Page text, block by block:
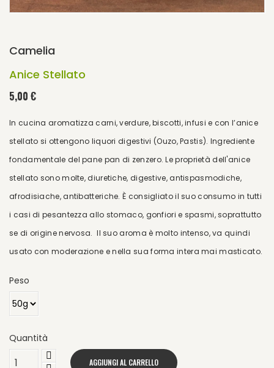
Camelia
Anice Stellato
5,00 €
In cucina aromatizza carni, verdure, biscotti, infusi e con l’anice
stellato si ottengono liquori digestivi (Ouzo, Pastis). Ingrediente
fondamentale del pane pan di zenzero. Le proprietà dell'anice
stellato sono molte, diuretiche, digestive, antispasmodiche,
afrodisiache, antibatteriche. È consigliato il suo consumo in tutti
i casi di pesantezza allo stomaco, gonfiori e spasmi, soprattutto
se di origine nervosa. Il suo aroma è molto intenso, va quindi
usato con moderazione e nella sua forma intera mai masticato.
Peso
Quantità
AGGIUNGI AL CARRELLO